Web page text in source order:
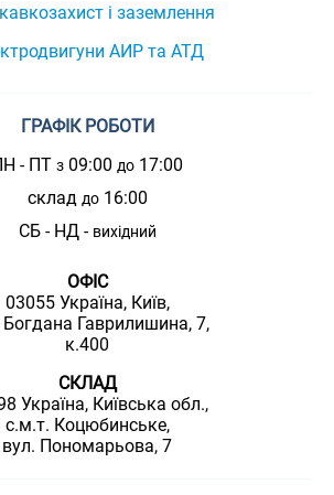
і заземлення
АИР та АТД
ГРАФІК РОБОТИ
- ПТ з 09:00 до 17:00
склад до16:00
СБ - НД - вихідний
ОФІС
03055 Україна, Київ,
Богдана Гаврилишина, 7,
к.400
СКЛАД
Україна, Київська обл.,
с.м.т. Коцюбинське,
вул. Пономарьова, 7